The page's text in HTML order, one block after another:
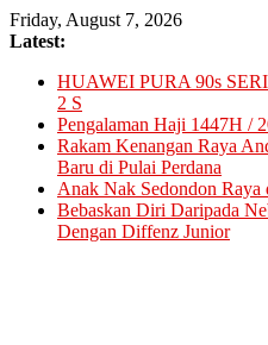
Skip
to
Friday, August 7, 2026
Latest:
HUAWEI PURA 90s
2 S
Pengalaman Haji 1447H /
Rakam Kenangan Raya
Baru di Pulai Perdana
Anak Nak Sedondon Raya
Bebaskan Diri Daripada
Dengan Diffenz Junior